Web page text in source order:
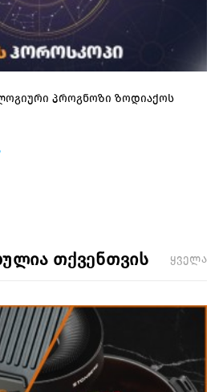
პროგნოზი ზოდიაქოს
თქვენთვის ყველა